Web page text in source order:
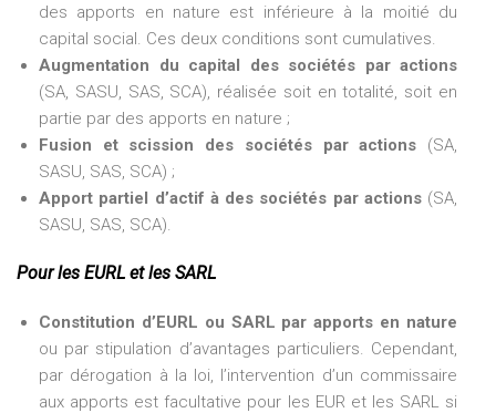
des apports en nature est inférieure à la moitié du
capital social. Ces deux conditions sont cumulatives.
Augmentation du capital des sociétés par actions
(SA, SASU, SAS, SCA), réalisée soit en totalité, soit en
partie par des apports en nature ;
Fusion et scission des sociétés par actions (SA,
SASU, SAS, SCA) ;
Apport partiel d’actif à des sociétés par actions(SA,
SASU, SAS, SCA).
Pour les EURL et les SARL
Constitution d’EURL ou SARL par apports en nature
ou par stipulation d’avantages particuliers. Cependant,
par dérogation à la loi, l’intervention d’un commissaire
aux apports est facultative pour les EUR et les SARL si